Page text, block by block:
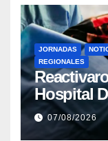
JORNADAS
REGIONALES
Hospital
Guárico
07/08/2026